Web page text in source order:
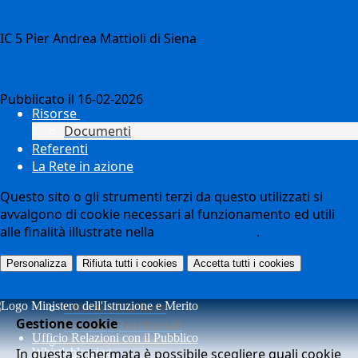
Risorse
Documenti
Referenti
La Rete in azione
Ultime della Rete
Iniziative territoriali
Azioni per la Rete
IC 5 Pier Andrea Mattioli di Siena
Pubblicato il 16-02-2026
Questo sito o gli strumenti terzi da questo utilizzati si
avvalgono di cookie necessari al funzionamento ed utili
alle finalità illustrate nella
.
Personalizza Rifiuta tutti i cookies Accetta tutti i cookies
Gestione cookie
In questa schermata è possibile scegliere quali cookie
Ufficio Relazioni con il Pubblico
Whistleblowing